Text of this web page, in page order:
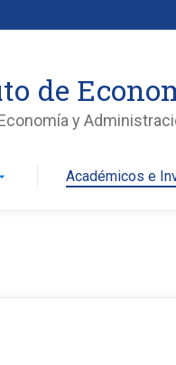
de
y
arrow_drop_down Académicos e